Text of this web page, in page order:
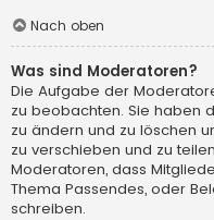
Nach oben
Was sind Moderatoren?
Die Aufgabe der
zu beobachten. Sie haben
zu ändern und zu löschen
zu verschieben und zu
Moderatoren, dass
Thema Passendes, oder
schreiben.